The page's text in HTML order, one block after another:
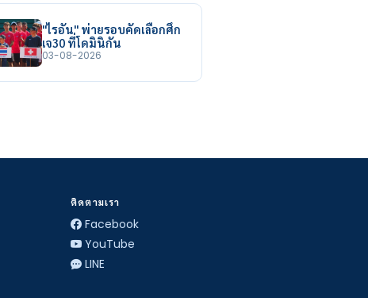
"ไรอัน" พ่ายรอบคัดเลือกศึก
เจ30 ที่โดมินิกัน
03-08-2026
ติดตามเรา
Facebook
YouTube
LINE